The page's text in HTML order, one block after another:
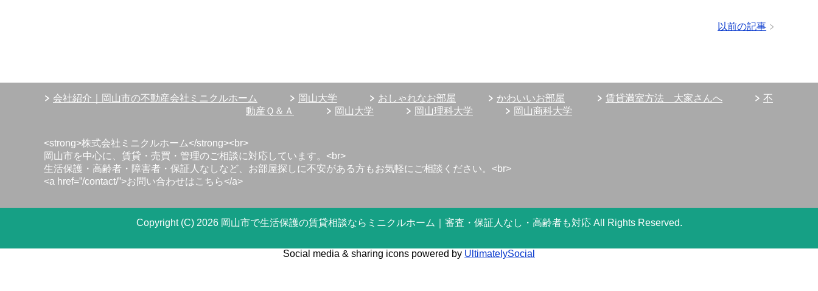
以前の記事
会社紹介｜岡山市の不動産会社ミニクルホーム 岡山大学 おしゃれなお部屋 かわいいお部屋 賃貸満室方法 大家さんへ
不
動産Ｑ＆Ａ
岡山大学 岡山理科大学 岡山商科大学
<strong>株式会社ミニクルホーム</strong><br>
岡山市を中心に、賃貸・売買・管理のご相談に対応しています。<br>
生活保護・高齢者・障害者・保証人なしなど、お部屋探しに不安がある方もお気軽にご相談ください。<br>
<a href=”/contact/”>お問い合わせはこちら</a>
Copyright (C) 2026 岡山市で生活保護の賃貸相談ならミニクルホーム｜審査・保証人なし・高齢者も対応 All Rights Reserved.
Social media & sharing icons powered by UltimatelySocial